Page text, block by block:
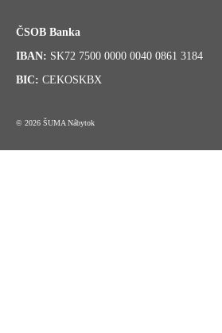
ČSOB Banka
IBAN: SK72 7500 0000 0040 0861 3184
BIC: CEKOSKBX
© 2026 ŠUMA Nábytok